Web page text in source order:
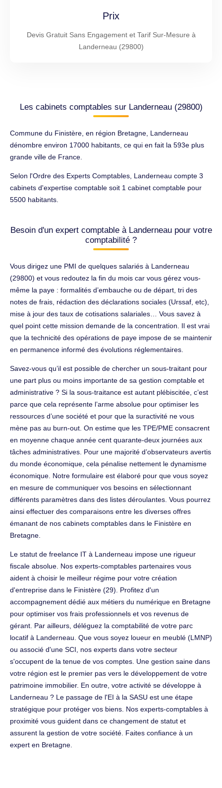
Prix
Devis Gratuit Sans Engagement et Tarif Sur-Mesure à
Landerneau (29800)
Les cabinets comptables sur Landerneau (29800)
Commune du Finistère, en région Bretagne, Landerneau
dénombre environ 17000 habitants, ce qui en fait la 593e plus
grande ville de France.
Selon l'Ordre des Experts Comptables, Landerneau compte 3
cabinets d'expertise comptable soit 1 cabinet comptable pour
5500 habitants.
Besoin d'un expert comptable à Landerneau pour votre
comptabilité ?
Vous dirigez une PMI de quelques salariés à Landerneau
(29800) et vous redoutez la fin du mois car vous gérez vous-
même la paye : formalités d’embauche ou de départ, tri des
notes de frais, rédaction des déclarations sociales (Urssaf, etc),
mise à jour des taux de cotisations salariales… Vous savez à
quel point cette mission demande de la concentration. Il est vrai
que la technicité des opérations de paye impose de se maintenir
en permanence informé des évolutions réglementaires.
Savez-vous qu’il est possible de chercher un sous-traitant pour
une part plus ou moins importante de sa gestion comptable et
administrative ? Si la sous-traitance est autant plébiscitée, c’est
parce que cela représente l’arme absolue pour optimiser les
ressources d’une société et pour que la suractivité ne vous
mène pas au burn-out. On estime que les TPE/PME consacrent
en moyenne chaque année cent quarante-deux journées aux
tâches administratives. Pour une majorité d’observateurs avertis
du monde économique, cela pénalise nettement le dynamisme
économique. Notre formulaire est élaboré pour que vous soyez
en mesure de communiquer vos besoins en sélectionnant
différents paramètres dans des listes déroulantes. Vous pourrez
ainsi effectuer des comparaisons entre les diverses offres
émanant de nos cabinets comptables dans le Finistère en
Bretagne.
Le statut de freelance IT à Landerneau impose une rigueur
fiscale absolue. Nos experts-comptables partenaires vous
aident à choisir le meilleur régime pour votre création
d'entreprise dans le Finistère (29). Profitez d'un
accompagnement dédié aux métiers du numérique en Bretagne
pour optimiser vos frais professionnels et vos revenus de
gérant. Par ailleurs, déléguez la comptabilité de votre parc
locatif à Landerneau. Que vous soyez loueur en meublé (LMNP)
ou associé d'une SCI, nos experts dans votre secteur
s'occupent de la tenue de vos comptes. Une gestion saine dans
votre région est le premier pas vers le développement de votre
patrimoine immobilier. En outre, votre activité se développe à
Landerneau ? Le passage de l'EI à la SASU est une étape
stratégique pour protéger vos biens. Nos experts-comptables à
proximité vous guident dans ce changement de statut et
assurent la gestion de votre société. Faites confiance à un
expert en Bretagne.